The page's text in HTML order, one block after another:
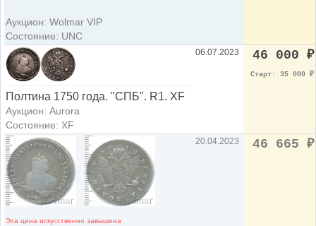
Аукцион: Wolmar VIP
Состояние: UNC
Полтина 1750 года. "СПБ". R1. XF
Аукцион: Aurora
Состояние: XF
06.07.2023 46 000 ₽
Старт: 35 000 ₽
Эта цена искусственно завышена
20.04.2023 46 665 ₽